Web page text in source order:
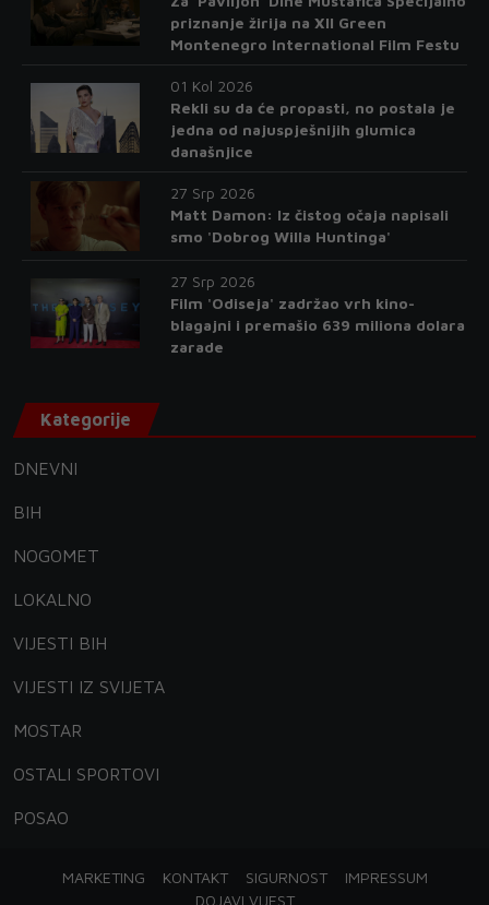
priznanje žirija na XII Green
Montenegro International Film Festu
01 Kol 2026
Rekli su da će propasti, no postala je
jedna od najuspješnijih glumica
današnjice
27 Srp 2026
Matt Damon: Iz čistog očaja napisali
smo 'Dobrog Willa Huntinga'
27 Srp 2026
Film 'Odiseja' zadržao vrh kino-
blagajni i premašio 639 miliona dolara
zarade
Kategorije
DNEVNI
BIH
NOGOMET
LOKALNO
VIJESTI BIH
VIJESTI IZ SVIJETA
MOSTAR
OSTALI SPORTOVI
POSAO
MARKETING KONTAKT SIGURNOST
IMPRESSUM
DOJAVI VIJEST